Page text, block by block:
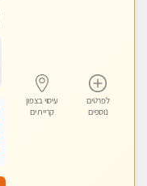
לפרטים
נוספים
עיסוי בצפון
קריית ים